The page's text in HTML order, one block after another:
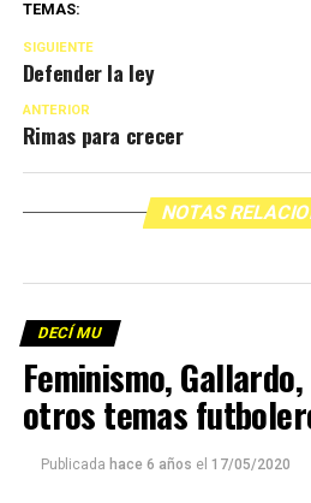
TEMAS:
SIGUIENTE
Defender la ley
ANTERIOR
Rimas para crecer
NOTAS
DECÍ MU
Feminismo,
otros temas
Publicada hace 6 años el 17/05/2020